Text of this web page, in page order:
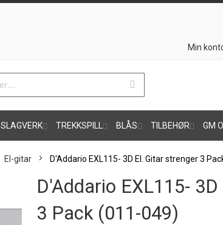
Min
SLAGVERK TREKKSPILL BLÅS TILBEHØR GM
El-gitar D'Addario EXL115- 3D El. Gitar strenger 3
D'Addario EXL115-
3 Pack (011-049)